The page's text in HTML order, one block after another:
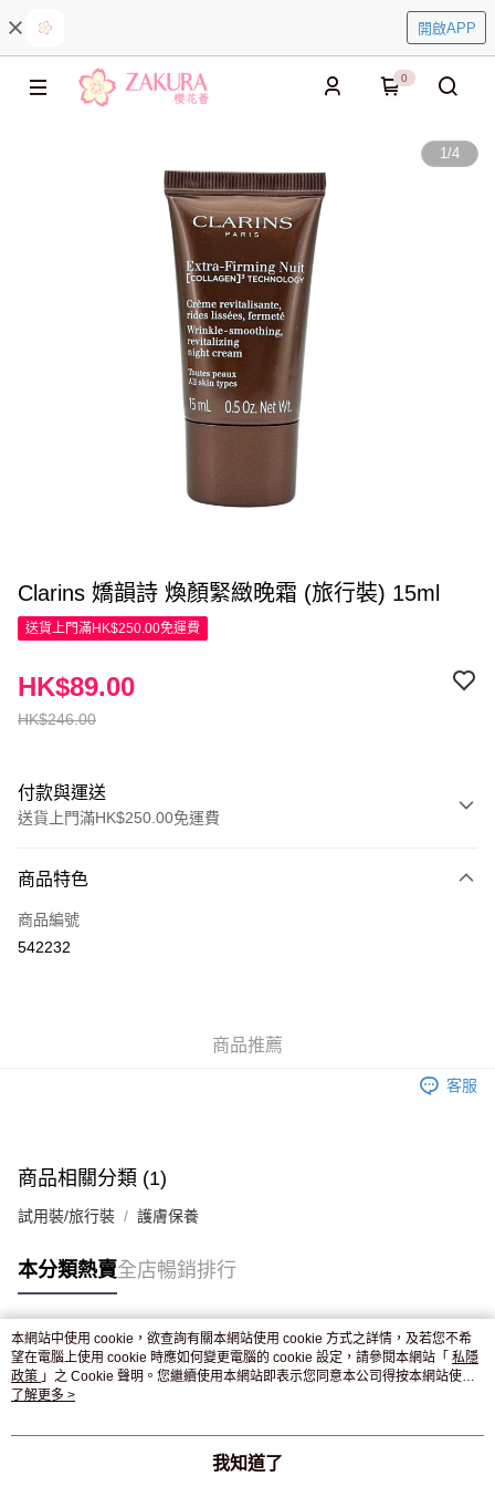
開啟APP
0
1/4
Clarins 嬌韻詩 煥顏緊緻晚霜 (旅行裝) 15ml
送貨上門滿HK$250.00免運費
HK$246.00
HK$89.00
付款與運送
送貨上門滿HK$250.00免運費
信用卡
Apple Pay
付款後門市自取，訂單確認後2-4個工作天到店，7天內取。逾期後
商品特色
商品編號
542232
商品推薦
客服
商品相關分類 (1)
試用裝/旅行裝 護膚保養
本分類熱賣全店暢銷排行
熱門標籤
熱銷排行
本網站中使用 cookie，欲查詢有關本網站使用 cookie 方式之詳情，及若您不希
望在電腦上使用 cookie 時應如何變更電腦的 cookie 設定，請參閱本網站「 私隱
政策 」之 Cookie 聲明。您繼續使用本網站即表示您同意本公司得按本網站使用
條款之 Cookie 聲明使用 cookie。
了解更多 >
我知道了